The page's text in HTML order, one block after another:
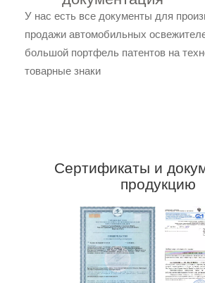
У нас есть все документы для
продажи автомобильных
большой портфель патентов на
товарные знаки
Сертификаты и
продукцию